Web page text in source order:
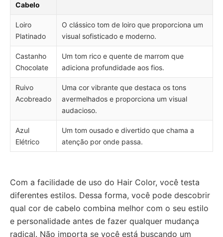
Cabelo
Loiro
Platinado
O clássico tom de loiro que proporciona um
visual sofisticado e moderno.
Castanho
Chocolate
Um tom rico e quente de marrom que
adiciona profundidade aos fios.
Ruivo
Acobreado
Uma cor vibrante que destaca os tons
avermelhados e proporciona um visual
audacioso.
Azul
Elétrico
Um tom ousado e divertido que chama a
atenção por onde passa.
Com a facilidade de uso do Hair Color, você testa
diferentes estilos. Dessa forma, você pode descobrir
qual cor de cabelo combina melhor com o seu estilo
e personalidade antes de fazer qualquer mudança
radical. Não importa se você está buscando um